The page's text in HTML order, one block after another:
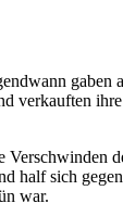
gaben
verkauften ihre
Verschwinden
half sich
war.